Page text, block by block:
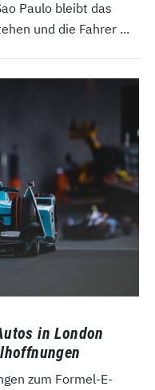
Paulo bleibt das
und die Fahrer ...
in London
zum Formel-E-